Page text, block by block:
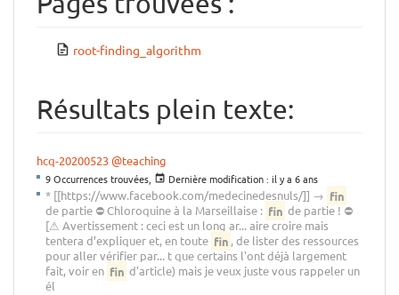
root-finding_algorithm
Résultats plein texte:
hcq-20200523@teaching
9 Occurrences trouvées, Dernière modification : il y a 6 ans
* [[https://www.facebook.com/medecinedesnuls/]] → fin
de partie ⛔ Chloroquine à la Marseillaise : fin de partie ! ⛔
[⚠ Avertissement : ceci est un long ar... aire croire mais
tentera d’expliquer et, en toute fin , de lister des ressources
pour aller vérifier par... t que certains l'ont déjà largement
fait, voir en fin d'article) mais je veux juste vous rappeler un
él